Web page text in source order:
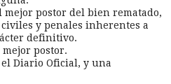
mejor postor del bien rematado,
y penales inherentes a
definitivo.
mejor postor.
Diario Oficial, y una